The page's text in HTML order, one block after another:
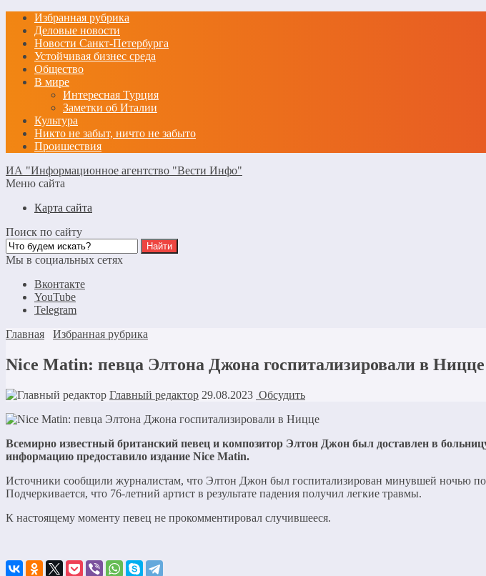
Избранная рубрика
Деловые новости
Новости Санкт-Петербурга
Устойчивая бизнес среда
Общество
В мире
Интересная Турция
Заметки об Италии
Культура
Никто не забыт, ничто не забыто
Проишествия
ИА "Информационное агентство "Вести Инфо"
Меню сайта
Карта сайта
Поиск по сайту
Мы в социальных сетях
Вконтакте
YouTube
Telegram
Главная
Избранная рубрика
Nice Matin: певца Элтона Джона госпитализировали в Ницце
Главный редактор 29.08.2023 Обсудить
Всемирно известный британский певец и композитор Элтон Джон был доставлен в
информацию предоставило издание Nice Matin.
Источники сообщили журналистам, что Элтон Джон был госпитализирован минувшей ночью
Подчеркивается, что 76-летний артист в результате падения получил легкие травмы.
К настоящему моменту певец не прокомментировал случившееся.